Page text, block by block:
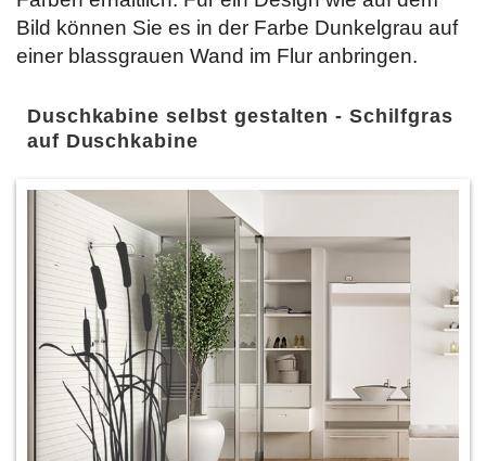
Bild können Sie es in der Farbe Dunkelgrau auf
einer blassgrauen Wand im Flur anbringen.
Duschkabine selbst gestalten - Schilfgras
auf Duschkabine